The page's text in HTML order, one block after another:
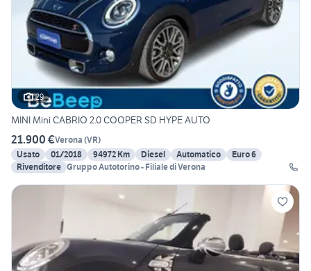
29
MINI Mini CABRIO 2.0 COOPER SD HYPE AUTO
21.900 €Verona (VR)
Usato
01/2018 94972 Km Diesel Automatico
Euro 6
Rivenditore Gruppo Autotorino - Filiale di Verona